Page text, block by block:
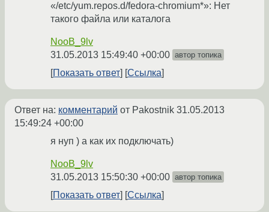
«/etc/yum.repos.d/fedora-chromium*»: Нет
такого файла или каталога
NooB_9lv
31.05.2013 15:49:40 +00:00 автор топика
Показать ответ Ссылка
Ответ на: комментарий от Pakostnik 31.05.2013
15:49:24 +00:00
я нуп ) а как их подключать)
NooB_9lv
31.05.2013 15:50:30 +00:00 автор топика
Показать ответ Ссылка